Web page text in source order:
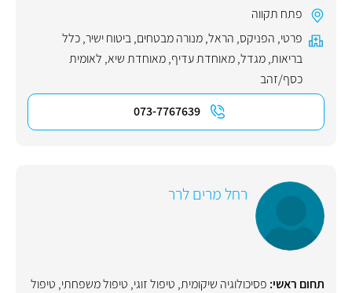
פתח תקווה
פרטי, הפניקס, הראל,מנורה מבטחים,ביטוח ישיר,כלל
בריאות,מגדל,מאוחדת עדיף,מאוחדת שיא, לאומית
כסף/זהב
073-7767639
רחל מרים לרר
תחום ראשי: פסיכולוגיה שיקומית, טיפול זוגי, טיפול משפחתי, טיפול